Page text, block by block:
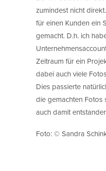
zumindest nicht
für einen Kunden ein
gemacht. D.h. ich
Zeitraum für ein
dabei auch viele
Dies passierte
die gemachten Fotos
auch damit
Foto: © Sandra